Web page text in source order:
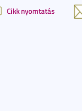
Cikk nyomtatás